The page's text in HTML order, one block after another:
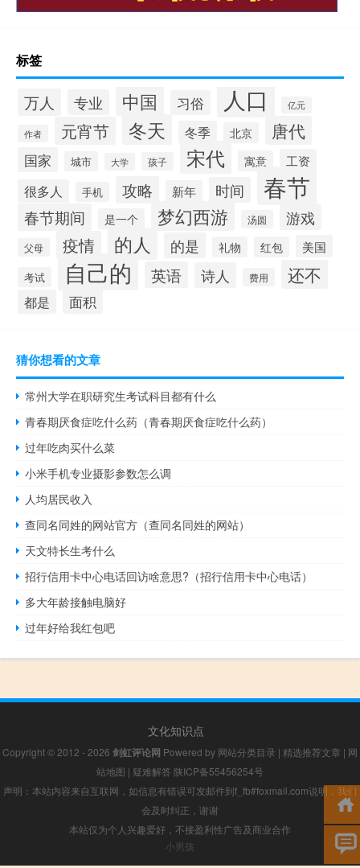
标签
万人 专业 中国 习俗 人口 亿元
作者 元宵节 冬天 冬季 北京 唐代
国家 城市 大学 孩子 宋代 寓意 工资
很多人 手机 攻略 新年 时间 春节
春节期间 是一个 梦幻西游 汤圆 游戏
父母 疫情 的人 的是 礼物 红包 美国
考试 自己的 英语 诗人 费用 还不
都是 面积
猜你想看的文章
常州大学在职研究生考试科目都有什么
青春期厌食症吃什么药（青春期厌食症吃什么药）
过年吃肉买什么菜
小米手机专业摄影参数怎么调
人均居民收入
查同名同姓的网站官方（查同名同姓的网站）
天文特长生考什么
招行信用卡中心电话回访啥意思?（招行信用卡中心电话）
多大年龄接触电脑好
过年好给我红包吧
文化知识点
Copyright © 2012 - 2026 剑虹评论网 Powered by 网站分类目录 | 精选推荐文章 | 网
站地图 | 疑难解答 陕ICP备55456254号
声明：本站内容来自互联网，如信息有错误可发邮件到f_fb#foxmail.com说明，我们
会及时纠正，谢谢
本站仅为个人兴趣爱好，不接盈利性广告及商业合作
小男孩